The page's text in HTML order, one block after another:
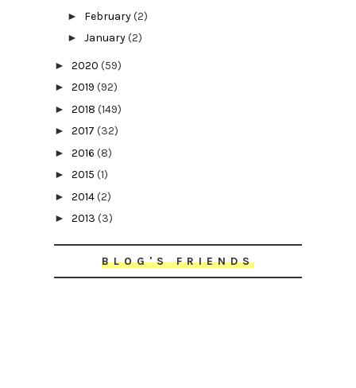
► February(2)
►January(2)
► 2020 (59)
► 2019 (92)
► 2018 (149)
► 2017 (32)
► 2016 (8)
► 2015 (1)
► 2014(2)
► 2013 (3)
BLOG'S FRIENDS